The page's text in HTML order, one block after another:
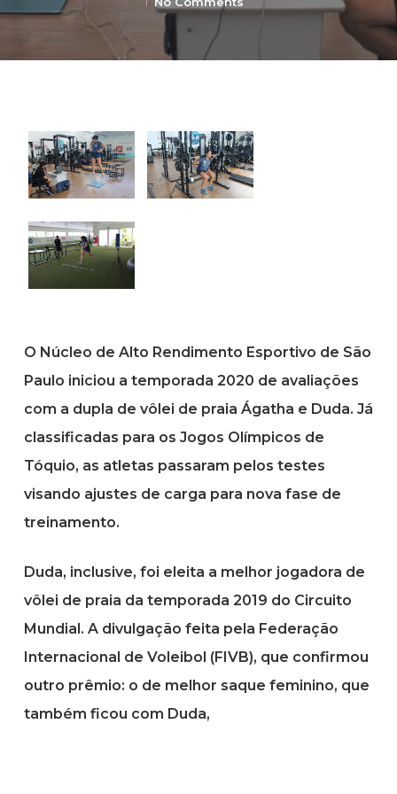
O Núcleo de Alto Rendimento Esportivo de São
Paulo iniciou a temporada 2020 de avaliações
com a dupla de vôlei de praia Ágatha e Duda. Já
classificadas para os Jogos Olímpicos de
Tóquio, as atletas passaram pelos testes
visando ajustes de carga para nova fase de
treinamento.
Duda, inclusive, foi eleita a melhor jogadora de
vôlei de praia da temporada 2019 do Circuito
Mundial. A divulgação feita pela Federação
Internacional de Voleibol (FIVB), que confirmou
outro prêmio: o de melhor saque feminino, que
também ficou com Duda,